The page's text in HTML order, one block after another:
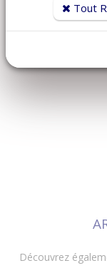
Découvrez
Tout